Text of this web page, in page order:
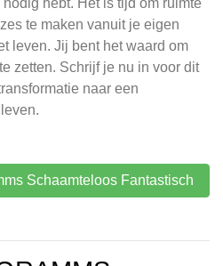
hebt. Het is tijd om ruimte
te maken vanuit je eigen
leven. Jij bent het waard om
zetten. Schrijf je nu in voor dit
naar een
Schaamteloos Fantastisch